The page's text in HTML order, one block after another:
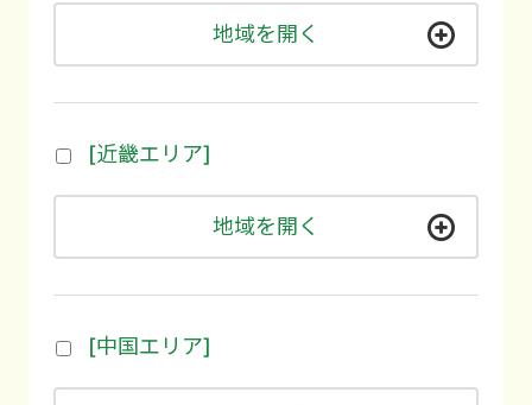
地域を開く
[近畿エリア]
地域を開く
[中国エリア]